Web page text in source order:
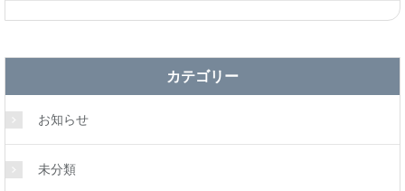
カテゴリー
お知らせ
未分類